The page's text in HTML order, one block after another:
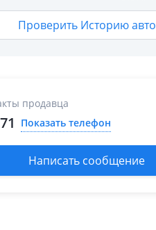
Проверить Историю авто
продавца
Показать телефон
Написать сообщение